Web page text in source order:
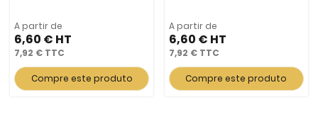
A partir de
6,60 €
7,92 €
Compre este produto
A partir de
6,60 €
7,92 €
Compre este produto